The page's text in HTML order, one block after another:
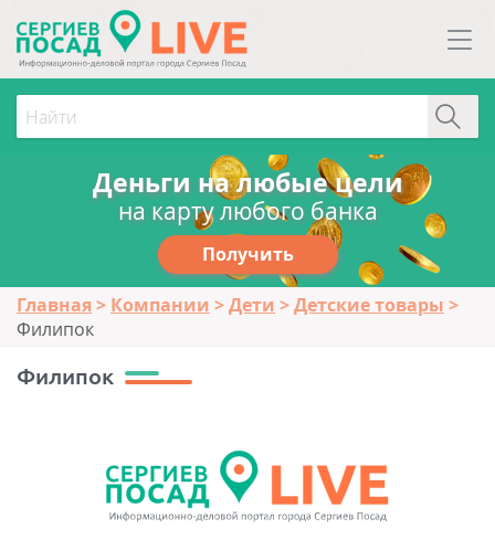
Деньги на любые цели
на карту любого банка
Получить
Главная Компании Дети
Детские товары
Филипок
Филипок